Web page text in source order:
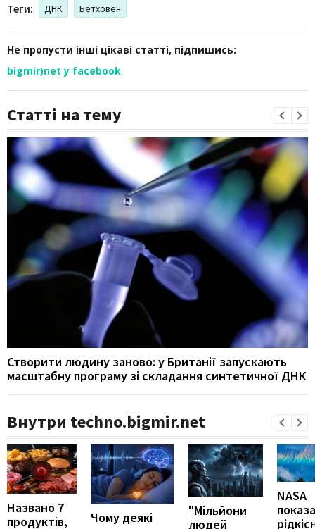
Теги: ДНК Бетховен
Не пропусти інші цікаві статті, підпишись:
bigmir)net у facebook
Статті на тему
Створити людину заново: у Британії запускають
масштабну програму зі складання синтетичної ДНК
Внутри techno.bigmir.net
Названо 7
продуктів,
Чому деякі
"Мільйони
людей
NASA